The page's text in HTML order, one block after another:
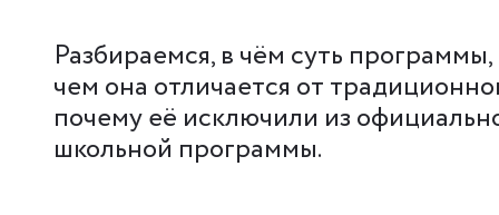
Разбираемся, в чём суть программы,
чем она отличается от
почему её исключили из
школьной программы.